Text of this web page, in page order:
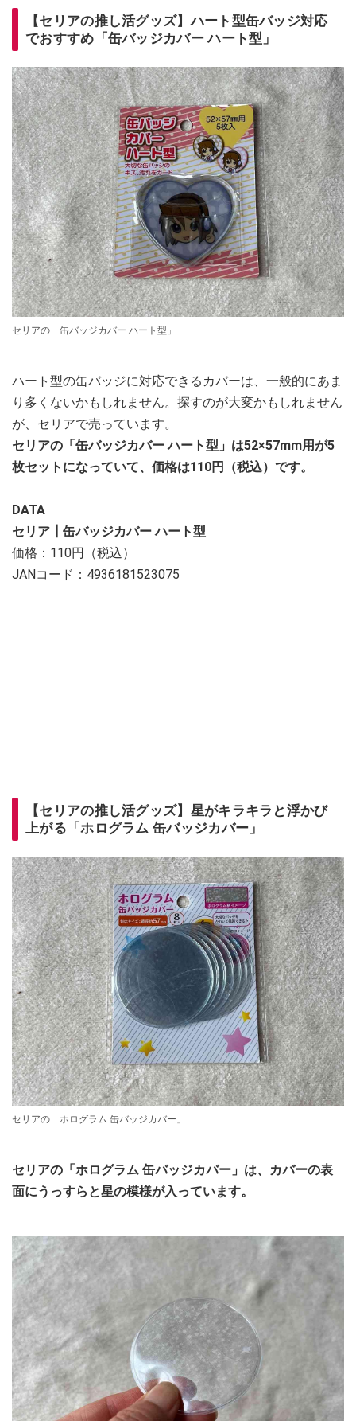
【セリアの推し活グッズ】ハート型缶バッジ対応
でおすすめ「缶バッジカバー ハート型」
セリアの「缶バッジカバー ハート型」
ハート型の缶バッジに対応できるカバーは、一般的にあま
り多くないかもしれません。探すのが大変かもしれません
が、セリアで売っています。
セリアの「缶バッジカバー ハート型」は52×57mm用が5
枚セットになっていて、価格は110円（税込）です。
DATA
セリア┃缶バッジカバー ハート型
価格：110円（税込）
JANコード：4936181523075
【セリアの推し活グッズ】星がキラキラと浮かび
上がる「ホログラム 缶バッジカバー」
セリアの「ホログラム 缶バッジカバー」
セリアの「ホログラム 缶バッジカバー」は、カバーの表
面にうっすらと星の模様が入っています。